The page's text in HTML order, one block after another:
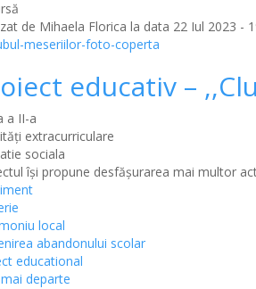
de Mihaela Florica la data 22 Iul 2023 -
educativ –
a II-a
extracurriculare
sociala
își propune desfășurarea mai multor
local
abandonului scolar
educational
departe